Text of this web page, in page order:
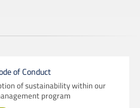
of Conduct
of sustainability within our
program